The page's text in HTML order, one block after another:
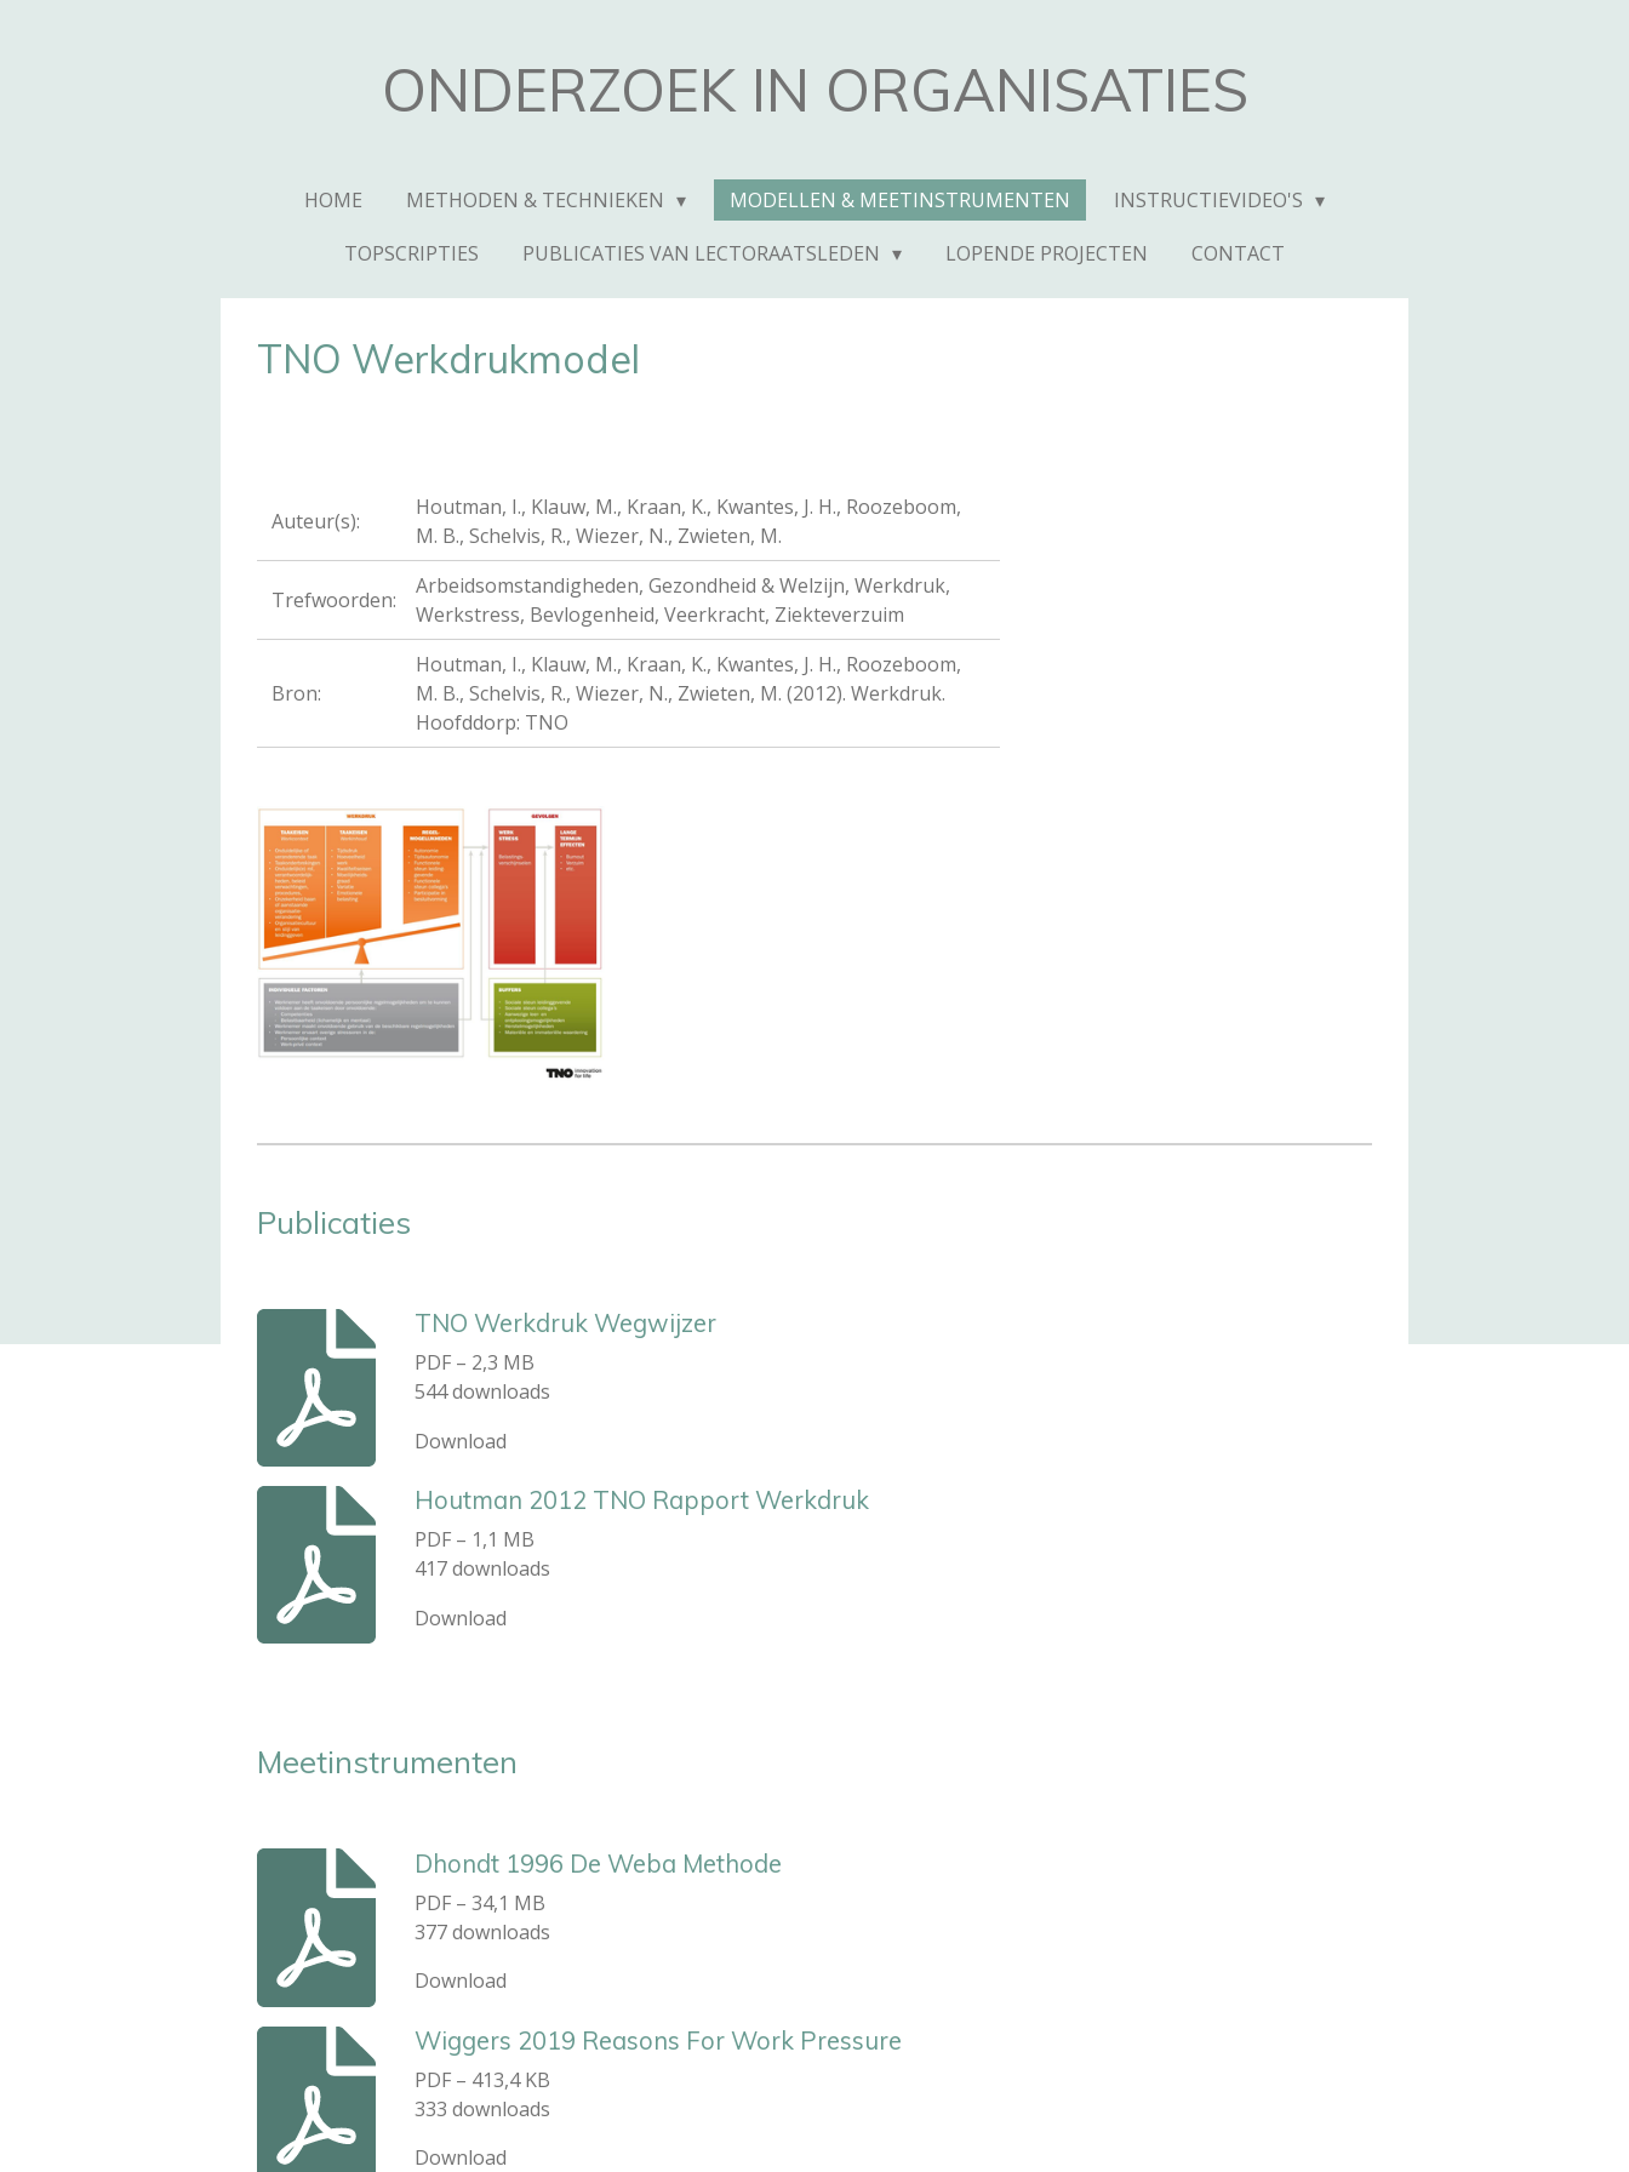
ONDERZOEK IN ORGANISATIES
HOME METHODEN & TECHNIEKEN MODELLEN & MEETINSTRUMENTEN
INSTRUCTIEVIDEO'S
TOPSCRIPTIES
PUBLICATIES VAN LECTORAATSLEDEN LOPENDE PROJECTEN CONTACT
TNO Werkdrukmodel
Auteur(s):
Houtman, I., Klauw, M., Kraan, K., Kwantes, J. H., Roozeboom,
M. B., Schelvis, R., Wiezer, N., Zwieten, M.
Trefwoorden:
Arbeidsomstandigheden, Gezondheid & Welzijn, Werkdruk,
Werkstress, Bevlogenheid, Veerkracht, Ziekteverzuim
Bron:
Houtman, I., Klauw, M., Kraan, K., Kwantes, J. H., Roozeboom,
M. B., Schelvis, R., Wiezer, N., Zwieten, M. (2012). Werkdruk.
Hoofddorp: TNO
Publicaties
TNO Werkdruk Wegwijzer
PDF – 2,3 MB
544 downloads
Download
Houtman 2012 TNO Rapport Werkdruk
PDF – 1,1 MB
417 downloads
Download
Meetinstrumenten
Dhondt 1996 De Weba Methode
PDF – 34,1 MB
377 downloads
Download
Wiggers 2019 Reasons For Work Pressure
PDF – 413,4 KB
333 downloads
Download